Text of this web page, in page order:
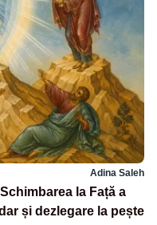
Adina Saleh
la Față a
și dezlegare la pește